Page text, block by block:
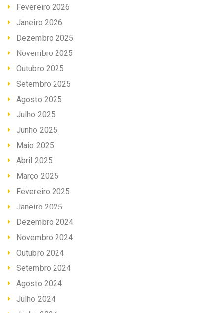
Fevereiro 2026
Janeiro 2026
Dezembro 2025
Novembro 2025
Outubro 2025
Setembro 2025
Agosto 2025
Julho 2025
Junho 2025
Maio 2025
Abril 2025
Março 2025
Fevereiro 2025
Janeiro 2025
Dezembro 2024
Novembro 2024
Outubro 2024
Setembro 2024
Agosto 2024
Julho 2024